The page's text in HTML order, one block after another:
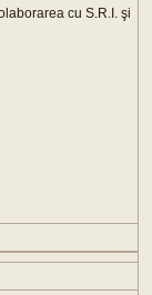
cu S.R.I. şi